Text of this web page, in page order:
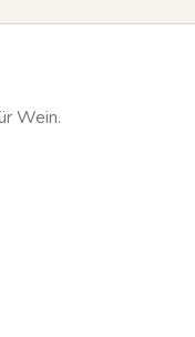
Wein.